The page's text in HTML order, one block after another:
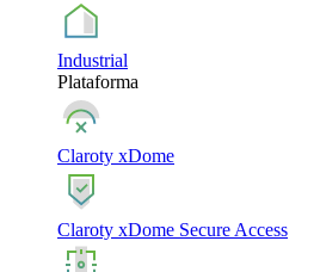
Industrial
Plataforma
Claroty xDome
Claroty xDome Secure Access